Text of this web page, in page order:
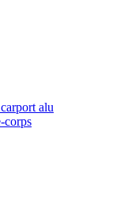
alu
corps